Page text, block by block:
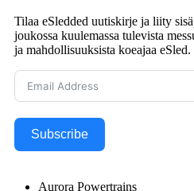
Tilaa eSledded uutiskirje ja liity
joukossa kuulemassa tulevista
ja mahdollisuuksista koeajaa eSled.
Subscribe
Aurora Powertrains